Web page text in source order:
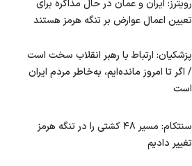
رویترز: ایران و عمان در حال مذاکره برای
تعیین اعمال عوارض بر تنگه هرمز هستند
پزشکیان: ارتباط با رهبر انقلاب سخت است
/ اگر تا امروز مانده‌ایم، به‌خاطر مردم ایران
است
سنتکام: مسیر ۴۸ کشتی را در تنگه هرمز
تغییر دادیم